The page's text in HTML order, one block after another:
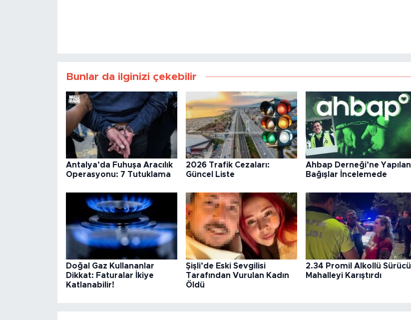
Bunlar da ilginizi çekebilir
Antalya’da Fuhuşa Aracılık
Operasyonu: 7 Tutuklama
2026 Trafik Cezaları:
Güncel Liste
Ahbap Derneği’ne Yapılan
Bağışlar İncelemede
Doğal Gaz Kullananlar
Dikkat: Faturalar İkiye
Katlanabilir!
Şişli’de Eski Sevgilisi
Tarafından Vurulan Kadın
Öldü
2.34 Promil Alkollü Sürücü
Mahalleyi Karıştırdı